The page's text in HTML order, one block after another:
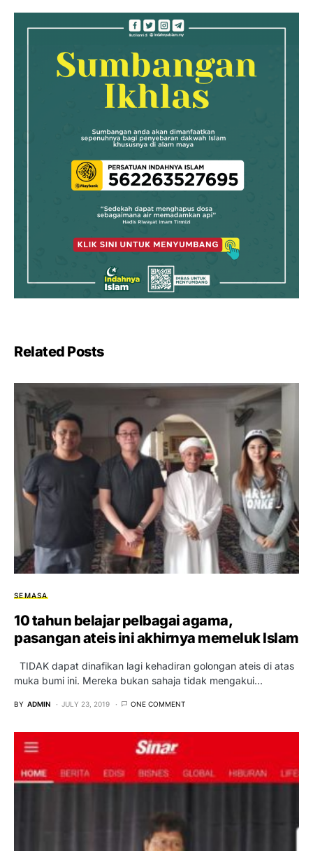
Related Posts
SEMASA
10 tahun belajar pelbagai agama,
pasangan ateis ini akhirnya memeluk Islam
TIDAK dapat dinafikan lagi kehadiran golongan ateis di atas
muka bumi ini. Mereka bukan sahaja tidak mengakui…
BY ADMIN JULY 23, 2019 ONE COMMENT